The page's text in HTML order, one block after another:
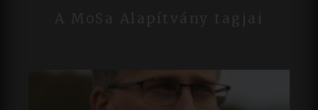
A MoSa Alapítvány tagjai